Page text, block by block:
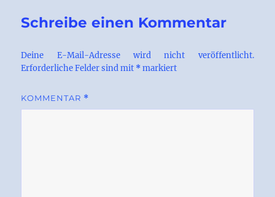
Schreibe einen Kommentar
Deine E-Mail-Adresse wird nicht veröffentlicht.
Erforderliche Felder sind mit *markiert
KOMMENTAR *